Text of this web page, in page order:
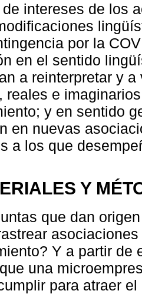
intereses de los
por la
en el sentido
a reinterpretar y
reales e
y en sentido
en nuevas
a los que
Y
que dan
Y a partir de
una
para atraer